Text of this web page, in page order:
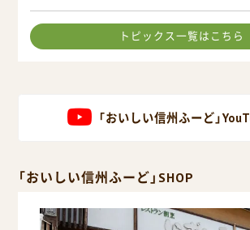
トピックス一覧はこちら
「おいしい信州ふーど」
「おいしい信州ふーど」SHOP